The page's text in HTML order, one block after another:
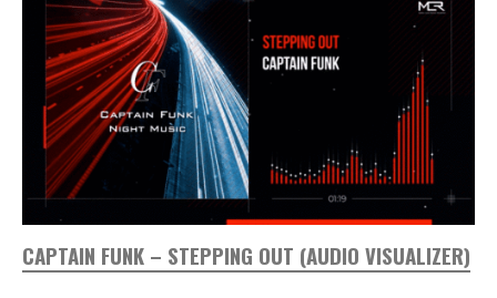
CAPTAIN FUNK – STEPPING OUT (AUDIO VISUALIZER)